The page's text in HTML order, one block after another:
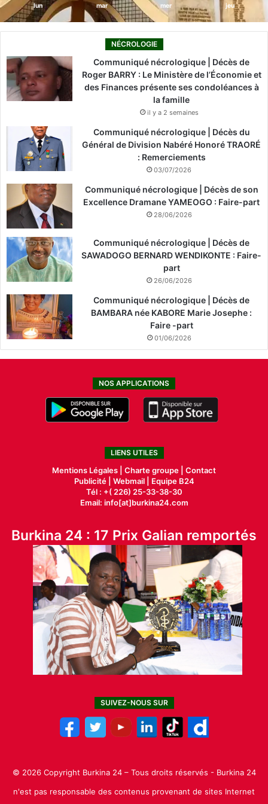
lun mar mer jeu
NÉCROLOGIE
Communiqué nécrologique | Décès de
Roger BARRY : Le Ministère de l’Économie et
des Finances présente ses condoléances à
la famille
il y a 2 semaines
Communiqué nécrologique | Décès du
Général de Division Nabéré Honoré TRAORÉ
: Remerciements
03/07/2026
Communiqué nécrologique | Décès de son
Excellence Dramane YAMEOGO : Faire-part
28/06/2026
Communiqué nécrologique | Décès de
SAWADOGO BERNARD WENDIKONTE : Faire-
part
26/06/2026
Communiqué nécrologique | Décès de
BAMBARA née KABORE Marie Josephe :
Faire -part
01/06/2026
NOS APPLICATIONS
LIENS UTILES
Mentions Légales | Charte groupe | Contact
Publicité| Webmail |
Equipe B24
Tél : +( 226) 25-33-38-30
Email: info[at]burkina24.com
Burkina 24 : 17 Prix Galian remportés
SUIVEZ-NOUS SUR
© 2026 Copyright Burkina 24 – Tous droits réservés - Burkina 24
n'est pas responsable des contenus provenant de sites Internet